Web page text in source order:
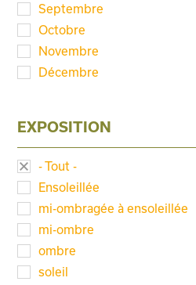
Septembre
Octobre
Novembre
Décembre
EXPOSITION
- Tout -
Ensoleillée
mi-ombragée à ensoleillée
mi-ombre
ombre
soleil